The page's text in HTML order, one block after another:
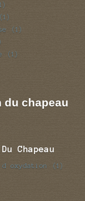
(1)
(1)
(1)
du chapeau
Chapeau
d oxydation (1)